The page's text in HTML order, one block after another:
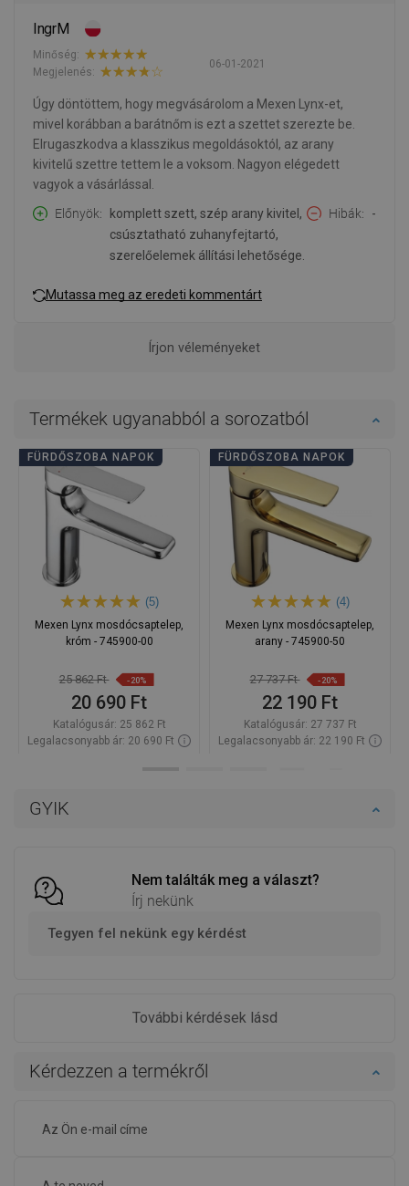
GYIK
Nem találták meg a választ?
Írj nekünk
Tegyen fel nekünk egy kérdést
További kérdések lásd
IngrM
06-01-2021
Minőség:
Megjelenés:
Úgy döntöttem, hogy megvásárolom a Mexen Lynx-et,
mivel korábban a barátnőm is ezt a szettet szerezte be.
Elrugaszkodva a klasszikus megoldásoktól, az arany
kivitelű szettre tettem le a voksom. Nagyon elégedett
vagyok a vásárlással.
Előnyök
komplett szett, szép arany kivitel,
csúsztatható zuhanyfejtartó,
szerelőelemek állítási lehetősége.
Hibák -
Mutassa meg az eredeti kommentárt
Írjon véleményeket
Kérdezzen a termékről
Termékek ugyanabból a sorozatból
FÜRDŐSZOBA NAPOK
(5)
Mexen Lynx mosdócsaptelep,
króm - 745900-00
25 862 Ft -20%
20 690 Ft
Katalógusár: 25 862 Ft
Legalacsonyabb ár: 20 690 Ft
FÜRDŐSZOBA NAPOK
(4)
Mexen Lynx mosdócsaptelep,
arany - 745900-50
27 737 Ft -20%
22 190 Ft
Katalógusár: 27 737 Ft
Legalacsonyabb ár: 22 190 Ft